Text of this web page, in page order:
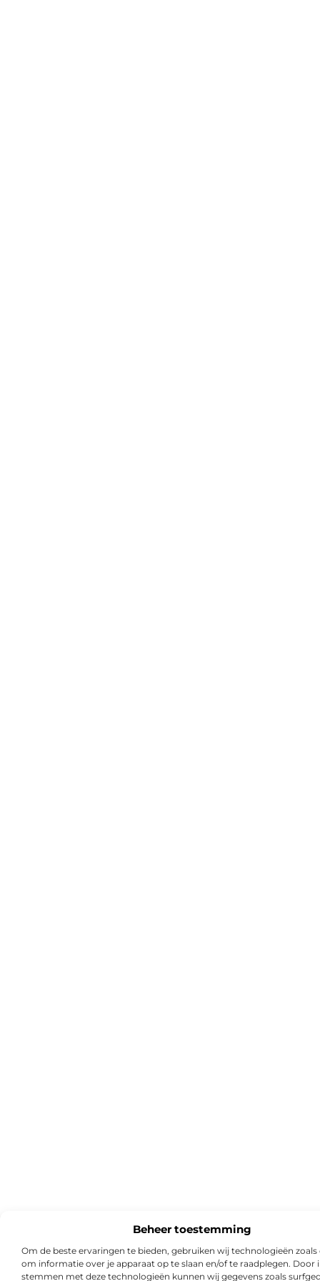
Beheer toestemming
Om de beste ervaringen te bieden, gebruiken wij technologieën zoals
om informatie over je apparaat op te slaan en/of te raadplegen. Door
stemmen met deze technologieën kunnen wij gegevens zoals